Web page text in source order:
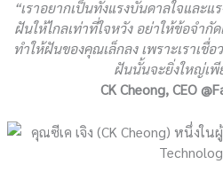
“เราอยากเป็นทั้งแรงบันดาลใจและ
ฝันให้ไกลเท่าที่ใจหวัง อย่าให้ข้อจำกั
ทำให้ฝันของคุณเล็กลง เพราะเราเชื่
ฝันนั้นจะยิ่งใหญ่เพี
CK Cheong, CEO